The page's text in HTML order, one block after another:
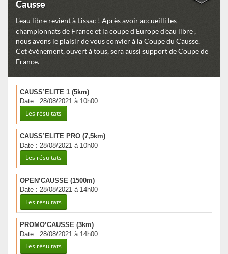
Causse
L'eau libre revient à Lissac ! Après avoir accueilli les
championnats de France et la coupe d'Europe d'eau libre ,
nous avons le plaisir de vous convier à la Coupe du Causse.
Cet évènement, ouvert à tous, sera aussi support de Coupe de
France.
CAUSS’ELITE 1 (5km)
Date : 28/08/2021 à 10h00
Les résultats
CAUSS’ELITE PRO (7,5km)
Date : 28/08/2021 à 10h00
Les résultats
OPEN’CAUSSE (1500m)
Date : 28/08/2021 à 14h00
Les résultats
PROMO’CAUSSE (3km)
Date : 28/08/2021 à 14h00
Les résultats